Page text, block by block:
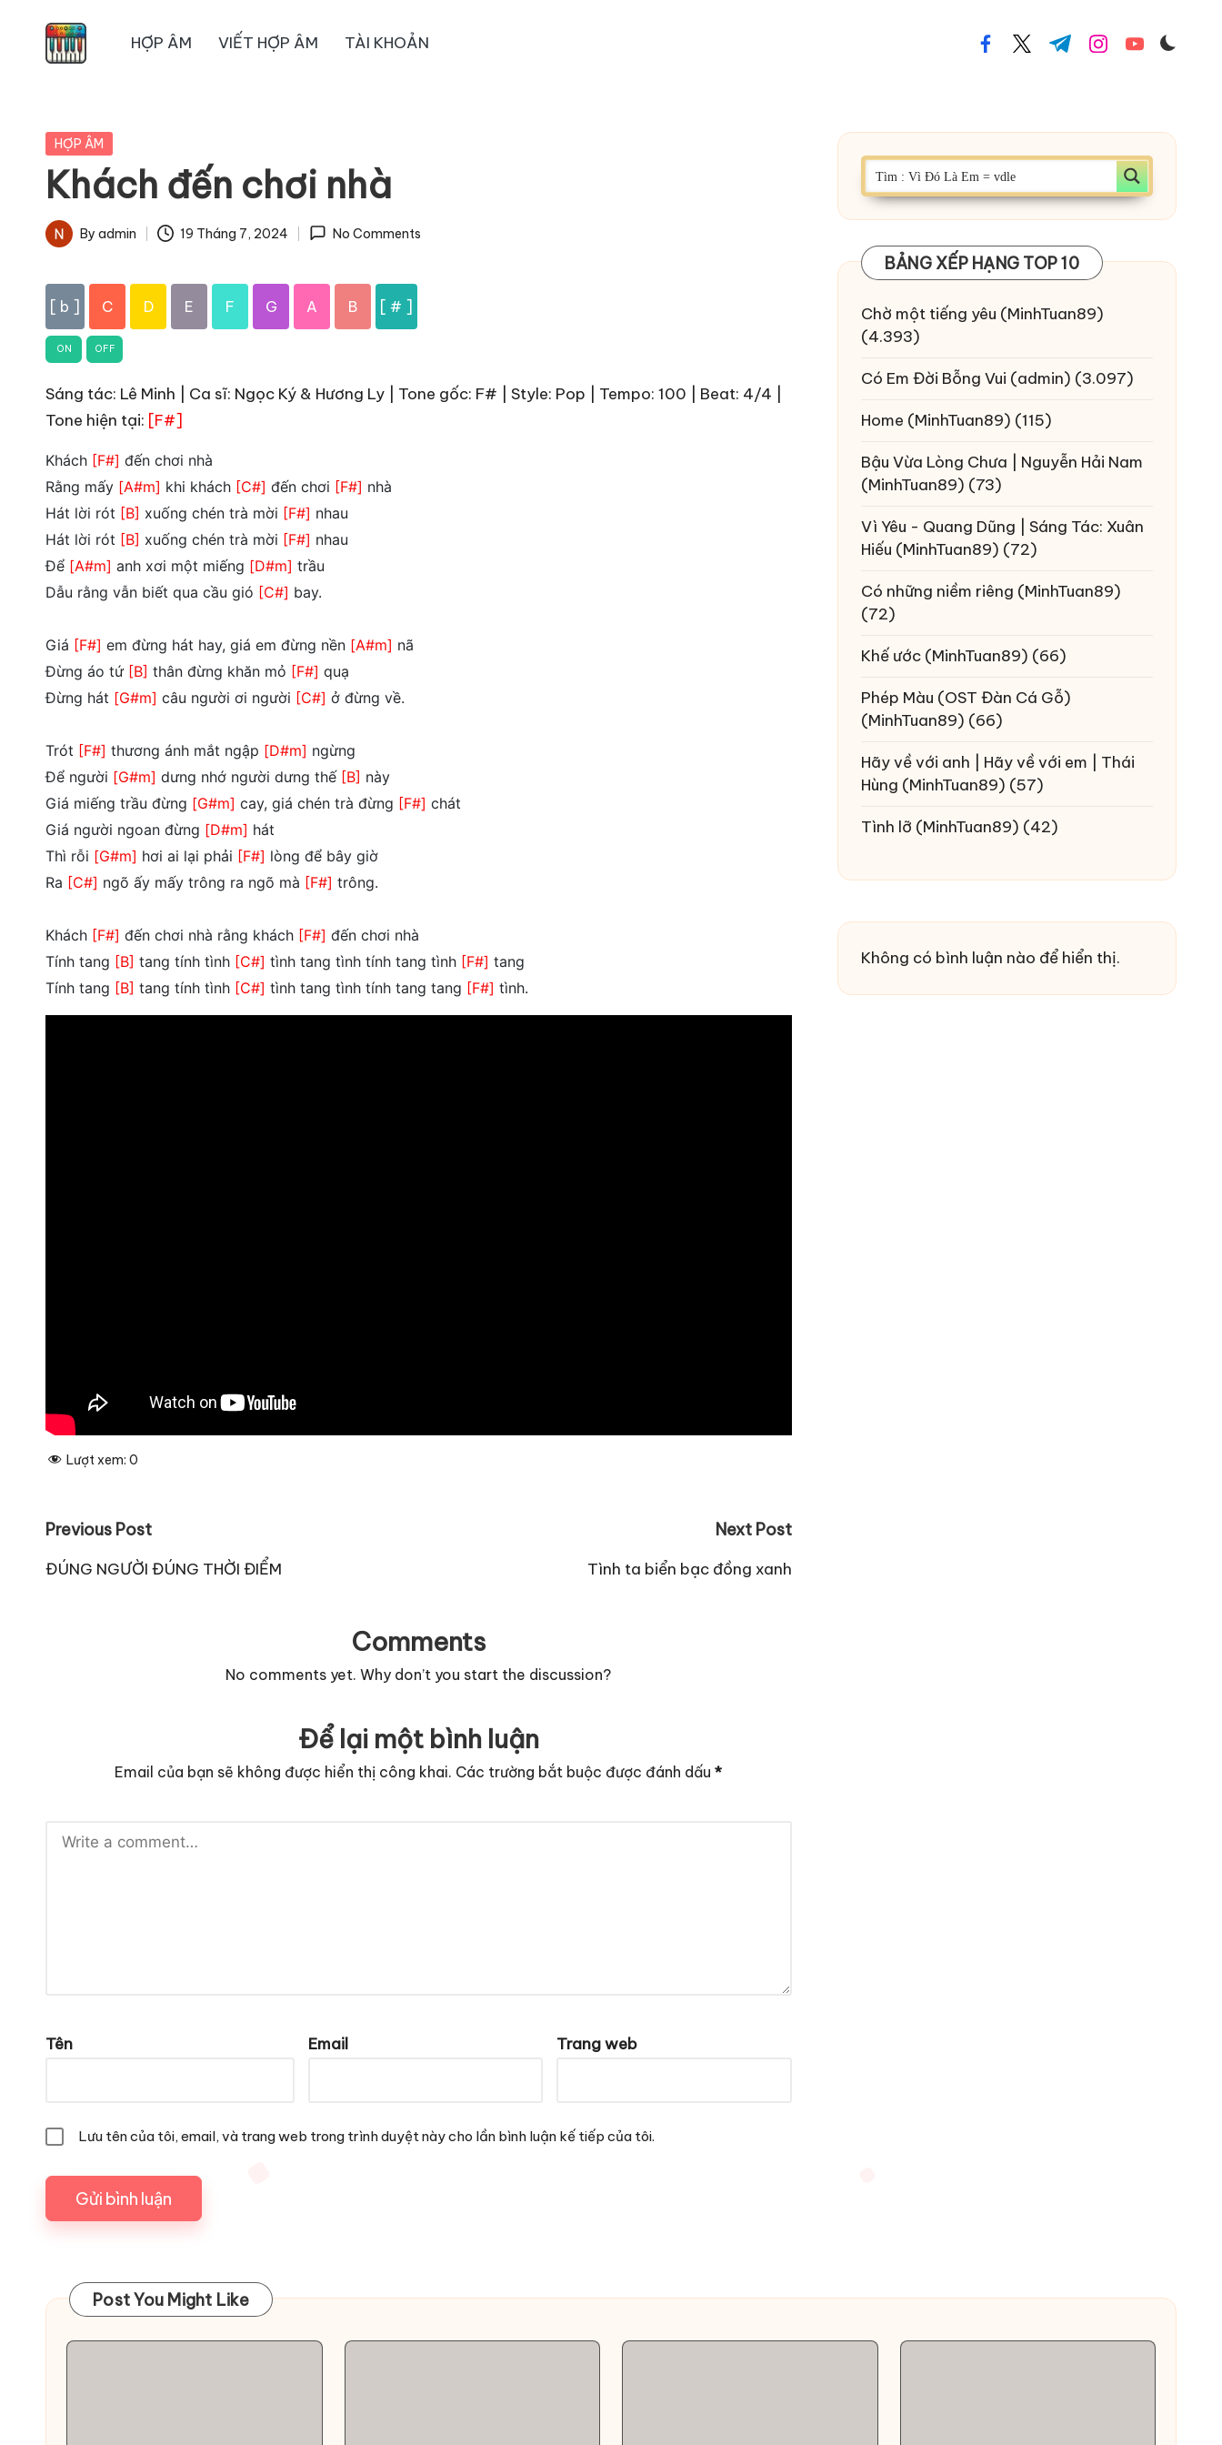
HỢP ÂM VIẾT HỢP ÂM TÀI KHOẢN facebook.com
twitter.com
t.me instagram.com
youtube.com
Posted
HỢP ÂM
Khách đến chơi nhà
Posted
By admin 19 Tháng 7, 2024 No Comments
[ b ] C D E F G A B [ # ]
ON OFF
Sáng tác: Lê Minh | Ca sĩ: Ngọc Ký & Hương Ly | Tone gốc: F# | Style: Pop | Tempo: 100 | Beat: 4/4 |
Tone hiện tại: [F#]
Khách [F#] đến chơi nhà
Rằng mấy [A#m] khi khách [C#] đến chơi [F#] nhà
Hát lời rót [B] xuống chén trà mời [F#] nhau
Hát lời rót [B] xuống chén trà mời [F#] nhau
Để [A#m] anh xơi một miếng [D#m] trầu
Dẫu rằng vẫn biết qua cầu gió [C#] bay.
Giá [F#] em đừng hát hay, giá em đừng nền [A#m] nã
Đừng áo tứ [B] thân đừng khăn mỏ [F#] quạ
Đừng hát [G#m] câu người ơi người [C#] ở đừng về.
Trót [F#] thương ánh mắt ngập [D#m] ngừng
Để người [G#m] dưng nhớ người dưng thế [B] này
Giá miếng trầu đừng [G#m] cay, giá chén trà đừng [F#] chát
Giá người ngoan đừng [D#m] hát
Thì rỗi [G#m] hơi ai lại phải [F#] lòng để bây giờ
Ra [C#] ngõ ấy mấy trông ra ngõ mà [F#] trông.
Khách [F#] đến chơi nhà rằng khách [F#] đến chơi nhà
Tính tang [B] tang tính tình [C#] tình tang tình tính tang tình [F#] tang
Tính tang [B] tang tính tình [C#] tình tang tình tính tang tang [F#] tình.
Lượt xem: 0
Post
navigation
Previous Post
ĐÚNG NGƯỜI ĐÚNG THỜI ĐIỂM
Next Post
Tình ta biển bạc đồng xanh
Comments
No comments yet. Why don’t you start the discussion?
Để lại một bình luận
Email của bạn sẽ không được hiển thị công khai. Các trường bắt buộc được đánh dấu*
Tên Email Trang web
Lưu tên của tôi, email, và trang web trong trình duyệt này cho lần bình luận kế tiếp của tôi.
BẢNG XẾP HẠNG TOP 10
Chờ một tiếng yêu (MinhTuan89)
(4.393)
Có Em Đời Bỗng Vui (admin) (3.097)
Home (MinhTuan89) (115)
Bậu Vừa Lòng Chưa | Nguyễn Hải Nam
(MinhTuan89) (73)
Vì Yêu - Quang Dũng | Sáng Tác: Xuân
Hiếu (MinhTuan89) (72)
Có những niềm riêng (MinhTuan89)
(72)
Khế ước (MinhTuan89) (66)
Phép Màu (OST Đàn Cá Gỗ)
(MinhTuan89) (66)
Hãy về với anh | Hãy về với em | Thái
Hùng (MinhTuan89) (57)
Tình lỡ (MinhTuan89) (42)
Không có bình luận nào để hiển thị.
Post You Might Like